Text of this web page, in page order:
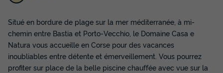
Situé en bordure de plage sur la mer méditerranée, à mi-
chemin entre Bastia et Porto-Vecchio, le Domaine Casa e
Natura vous accueille en Corse pour des vacances
inoubliables entre détente et émerveillement. Vous pourrez
profiter sur place de la belle piscine chauffée avec vue sur la